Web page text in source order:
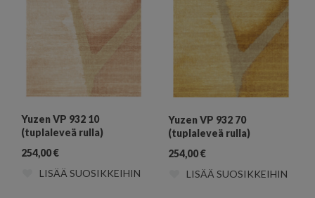
Yuzen VP 932 10
(tuplaleveä rulla)
254,00€
LISÄÄ SUOSIKKEIHIN
Yuzen VP 932 70
(tuplaleveä rulla)
254,00€
LISÄÄ SUOSIKKEIHIN